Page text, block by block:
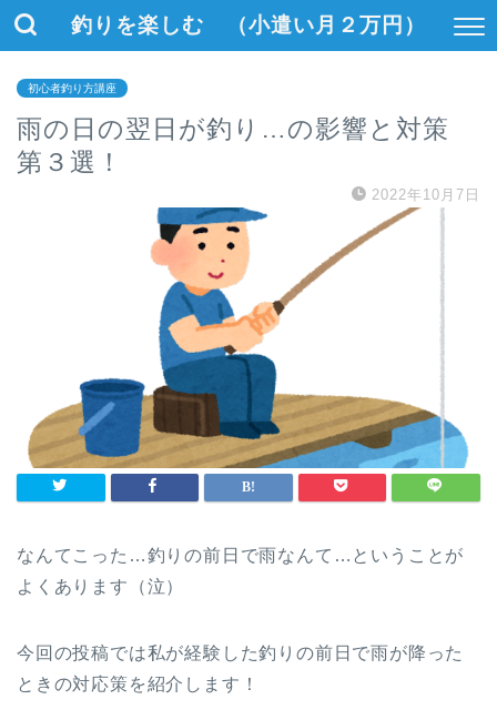
釣りを楽しむ （小遣い月２万円）
初心者釣り方講座
雨の日の翌日が釣り…の影響と対策
第３選！
2022年10月7日
なんてこった…釣りの前日で雨なんて…ということが
よくあります（泣）
今回の投稿では私が経験した釣りの前日で雨が降った
ときの対応策を紹介します！